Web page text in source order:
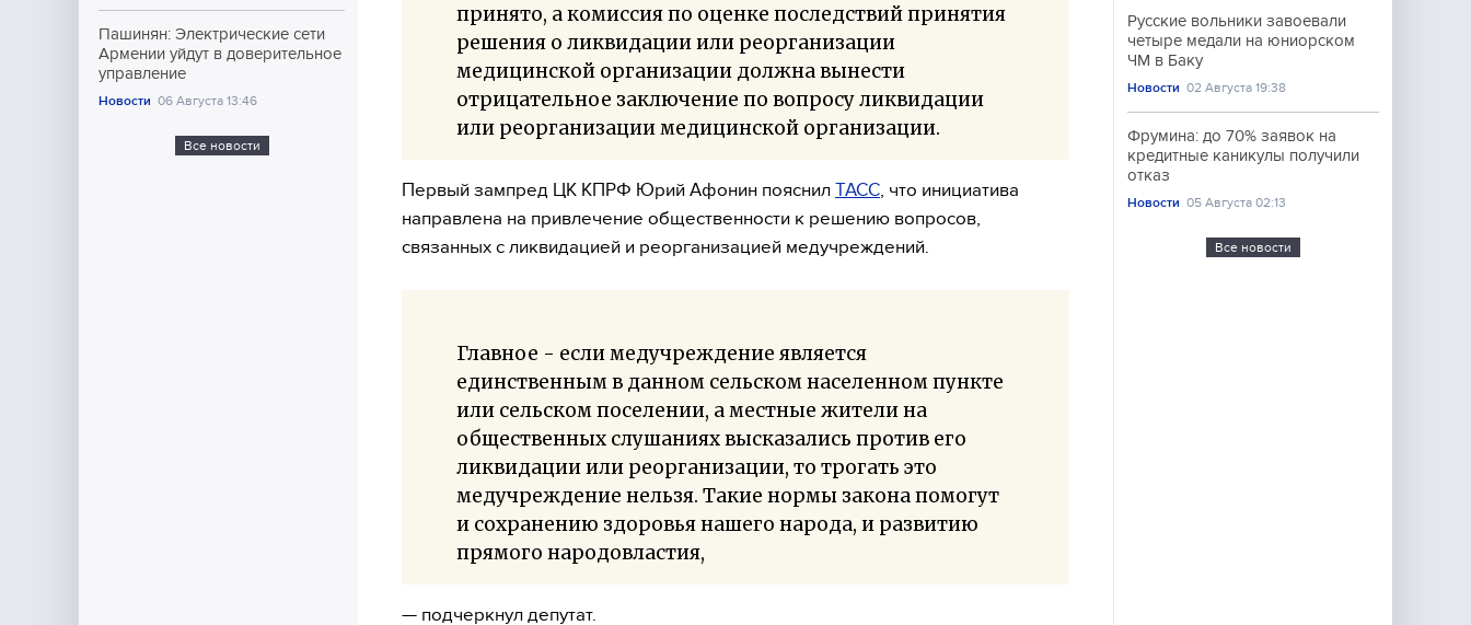
Пашинян: Электрические сети
Армении уйдут в доверительное
управление
Новости 06 Августа 13:46
Все новости
принято, а комиссия по оценке последствий принятия
решения о ликвидации или реорганизации
медицинской организации должна вынести
отрицательное заключение по вопросу ликвидации
или реорганизации медицинской организации.
Первый зампред ЦК КПРФ Юрий Афонин пояснил ТАСС , что инициатива
направлена на привлечение общественности к решению вопросов,
связанных с ликвидацией и реорганизацией медучреждений.
Главное - если медучреждение является
единственным в данном сельском населенном пункте
или сельском поселении, а местные жители на
общественных слушаниях высказались против его
ликвидации или реорганизации, то трогать это
медучреждение нельзя. Такие нормы закона помогут
и сохранению здоровья нашего народа, и развитию
прямого народовластия,
— подчеркнул депутат.
Русские вольники завоевали
четыре медали на юниорском
ЧМ в Баку
Новости 02 Августа 19:38
Фрумина: до 70% заявок на
кредитные каникулы получили
отказ
Новости 05 Августа 02:13
Все новости